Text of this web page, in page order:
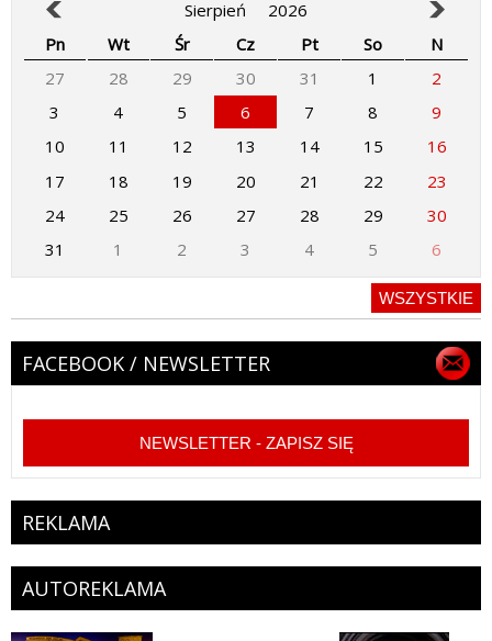
Sierpień
2026
Pn
Wt Śr Cz Pt So
N
27
28 29 30 31 1
2
3
4 5 6 7 8
9
10
11 12 13 14 15
16
17
18 19 20 21 22
23
24
25 26 27 28 29
30
31
1 2 3 4 5 6
WSZYSTKIE
FACEBOOK / NEWSLETTER
NEWSLETTER - ZAPISZ SIĘ
REKLAMA
AUTOREKLAMA